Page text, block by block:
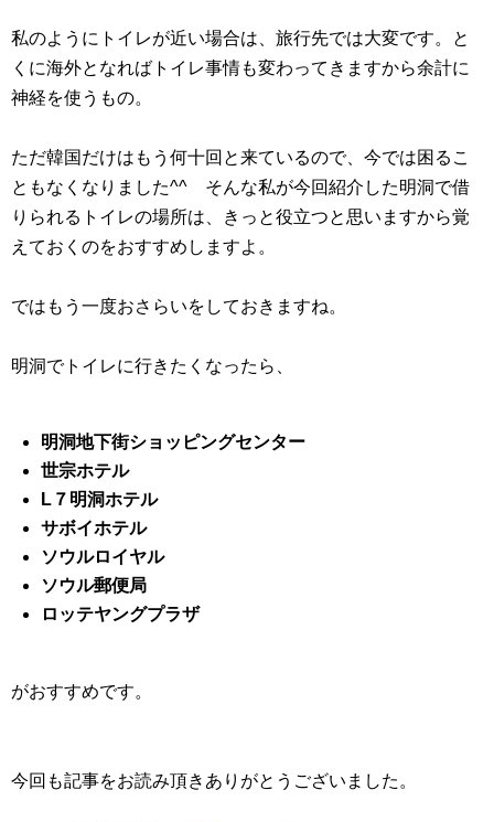
私のようにトイレが近い場合は、旅行先では大変です。と
くに海外となればトイレ事情も変わってきますから余計に
神経を使うもの。
ただ韓国だけはもう何十回と来ているので、今では困るこ
ともなくなりました^^ そんな私が今回紹介した明洞で借
りられるトイレの場所は、きっと役立つと思いますから覚
えておくのをおすすめしますよ。
ではもう一度おさらいをしておきますね。
明洞でトイレに行きたくなったら、
明洞地下街ショッピングセンター
世宗ホテル
L７明洞ホテル
サボイホテル
ソウルロイヤル
ソウル郵便局
ロッテヤングプラザ
がおすすめです。
今回も記事をお読み頂きありがとうございました。